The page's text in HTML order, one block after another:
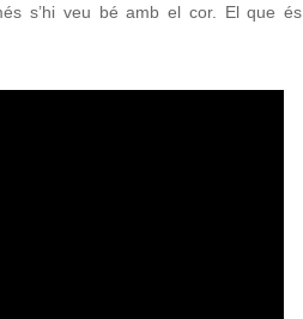
s’hi veu bé amb el cor. El que és